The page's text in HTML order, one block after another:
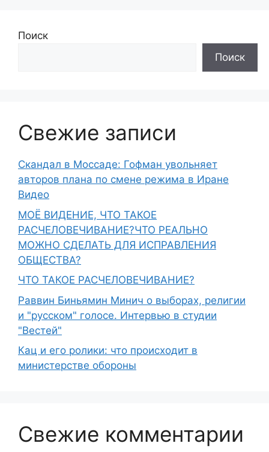
Поиск
Поиск
Свежие записи
Скандал в Моссаде: Гофман увольняет
авторов плана по смене режима в Иране
Видео
МОЁ ВИДЕНИЕ, ЧТО ТАКОЕ
РАСЧЕЛОВЕЧИВАНИЕ?ЧТО РЕАЛЬНО
МОЖНО СДЕЛАТЬ ДЛЯ ИСПРАВЛЕНИЯ
ОБЩЕСТВА?
ЧТО ТАКОЕ РАСЧЕЛОВЕЧИВАНИЕ?
Раввин Биньямин Минич о выборах, религии
и "русском" голосе. Интервью в студии
"Вестей"
Кац и его ролики: что происходит в
министерстве обороны
Свежие комментарии